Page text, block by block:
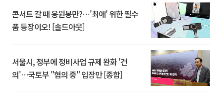
콘서트 갈 때 응원봉만?⋯'최애' 위한 필수
품 등장이오! [솔드아웃]
서울시, 정부에 정비사업 규제 완화 '건
의'⋯국토부 "협의 중" 입장만 [종합]